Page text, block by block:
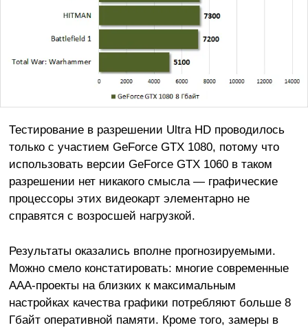
Тестирование в разрешении Ultra HD проводилось
только с участием GeForce GTX 1080, потому что
использовать версии GeForce GTX 1060 в таком
разрешении нет никакого смысла — графические
процессоры этих видеокарт элементарно не
справятся с возросшей нагрузкой.
Результаты оказались вполне прогнозируемыми.
Можно смело констатировать: многие современные
ААА-проекты на близких к максимальным
настройках качества графики потребляют больше 8
Гбайт оперативной памяти. Кроме того, замеры в